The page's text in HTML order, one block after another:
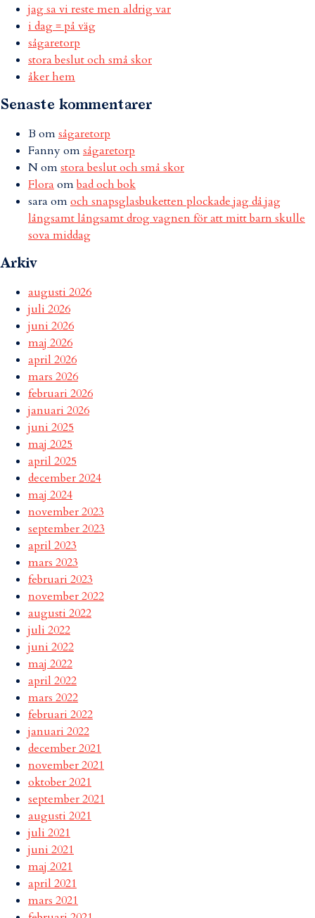
jag sa vi reste men aldrig var
i dag = på väg
sågaretorp
stora beslut och små skor
åker hem
Senaste kommentarer
B omsågaretorp
Fannyomsågaretorp
Nomstora beslut och små skor
Flora ombad och bok
sara omoch snapsglasbuketten plockade jag då jag
långsamt långsamt drog vagnen för att mitt barn skulle
sova middag
Arkiv
augusti 2026
juli 2026
juni 2026
maj 2026
april 2026
mars 2026
februari 2026
januari 2026
juni 2025
maj 2025
april 2025
december 2024
maj 2024
november 2023
september 2023
april 2023
mars 2023
februari 2023
november 2022
augusti 2022
juli 2022
juni 2022
maj 2022
april 2022
mars 2022
februari 2022
januari 2022
december 2021
november 2021
oktober 2021
september 2021
augusti 2021
juli 2021
juni 2021
maj 2021
april 2021
mars 2021